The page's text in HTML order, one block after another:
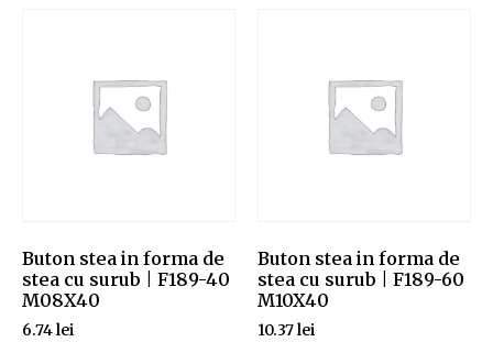
Buton stea in forma de
stea cu surub | F189-40
M08X40
6.74lei
Buton stea in forma de
stea cu surub | F189-60
M10X40
10.37lei